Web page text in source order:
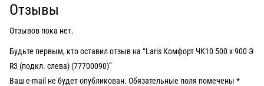
Отзывы
Отзывов пока нет.
Будьте первым, кто оставил отзыв на “Laris Комфорт ЧК10 500 х 900 Э
R3 (подкл. слева) (77700090)”
Ваш e-mail не будет опубликован. Обязательные поля помечены *